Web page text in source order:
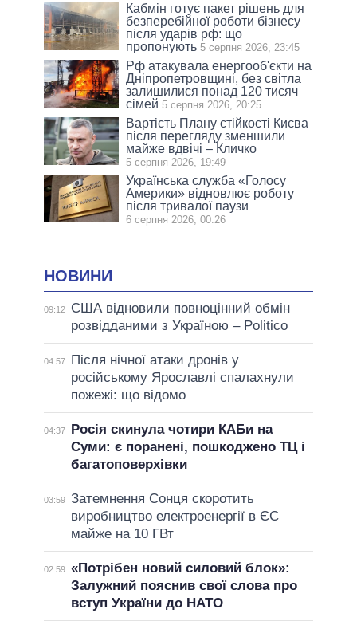
Кабмін готує пакет рішень для
безперебійної роботи бізнесу
після ударів рф: що
пропонують 5 серпня 2026, 23:45
Рф атакувала енергооб'єкти на
Дніпропетровщині, без світла
залишилися понад 120 тисяч
сімей 5 серпня 2026, 20:25
Вартість Плану стійкості Києва
після перегляду зменшили
майже вдвічі – Кличко
5 серпня 2026, 19:49
Українська служба «Голосу
Америки» відновлює роботу
після тривалої паузи
6 серпня 2026, 00:26
НОВИНИ
09:12
США відновили повноцінний обмін
розвідданими з Україною – Politico
04:57
Після нічної атаки дронів у
російському Ярославлі спалахнули
пожежі: що відомо
04:37
Росія скинула чотири КАБи на
Суми: є поранені, пошкоджено ТЦ і
багатоповерхівки
03:59 Затемнення Сонця скоротить
виробництво електроенергії в ЄС
майже на 10 ГВт
02:59 «Потрібен новий силовий блок»:
Залужний пояснив свої слова про
вступ України до НАТО